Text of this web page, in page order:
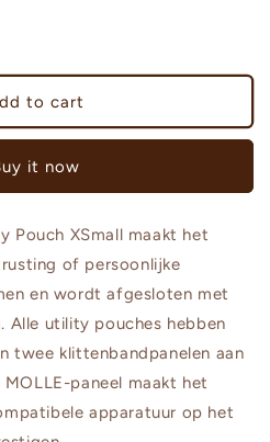
to cart
it now
Pouch XSmall maakt het
of persoonlijke
en wordt afgesloten met
Alle utility pouches hebben
twee klittenbandpanelen aan
paneel maakt het
apparatuur op het